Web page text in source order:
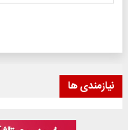
نیازمندی ها